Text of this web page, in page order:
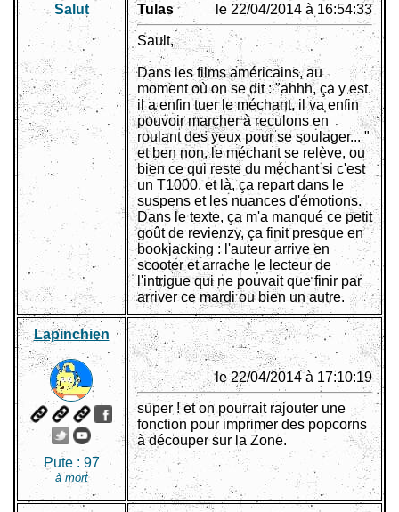
Salut Tulas le 22/04/2014 à 16:54:33
Sault,
Dans les films américains, au
moment où on se dit : "ahhh, ça y est,
il a enfin tuer le méchant, il va enfin
pouvoir marcher à reculons en
roulant des yeux pour se soulager... "
et ben non, le méchant se relève, ou
bien ce qui reste du méchant si c'est
un T1000, et là, ça repart dans le
suspens et les nuances d'émotions.
Dans le texte, ça m'a manqué ce petit
goût de revienzy, ça finit presque en
bookjacking : l'auteur arrive en
scooter et arrache le lecteur de
l'intrigue qui ne pouvait que finir par
arriver ce mardi ou bien un autre.
Lapinchien
Pute : 97
à mort
le 22/04/2014 à 17:10:19
super ! et on pourrait rajouter une
fonction pour imprimer des popcorns
à découper sur la Zone.